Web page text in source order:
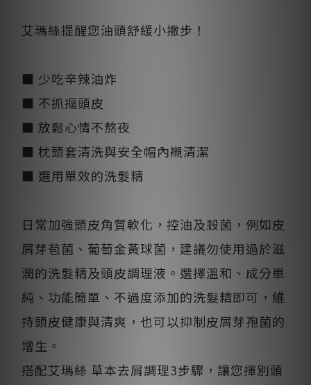
艾瑪絲提醒您油頭舒緩小撇步！
■ 少吃辛辣油炸
■ 不抓摳頭皮
■ 放鬆心情不熬夜
■ 枕頭套清洗與安全帽內襯清潔
■ 選用單效的洗髮精
日常加強頭皮角質軟化，控油及殺菌，例如皮
屑芽苞菌、葡萄金黃球菌，建議勿使用過於滋
潤的洗髮精及頭皮調理液。選擇溫和、成分單
純、功能簡單、不過度添加的洗髮精即可，維
持頭皮健康與清爽，也可以抑制皮屑芽孢菌的
增生。
搭配艾瑪絲 草本去屑調理3步驟，讓您揮別頭